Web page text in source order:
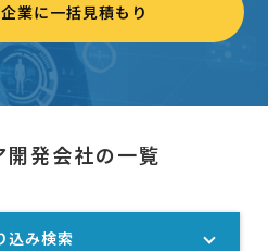
企業に一括見積もり
発会社の一覧
込み検索